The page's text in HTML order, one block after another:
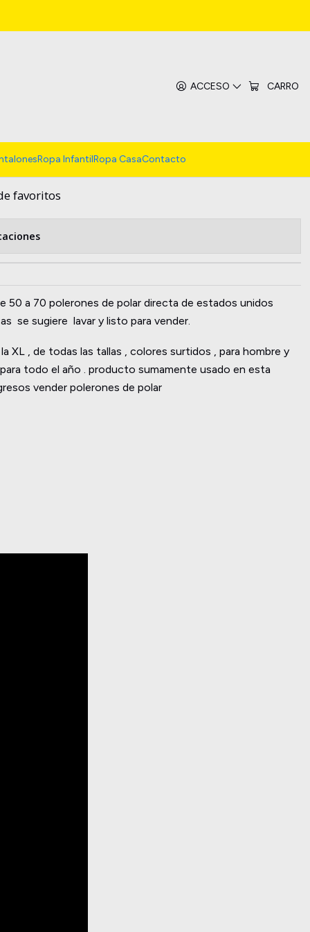
ACCESO CARRO
Ropa InfantilRopa CasaContacto
20KG Polerones Polar
AL CARRO COMPRAR AHORA
favoritos
50 a 70 polerones de polar directa de estados unidos
se sugiere lavar y listo para vender.
XL , de todas las tallas , colores surtidos , para hombre y
todo el año . producto sumamente usado en esta
vender polerones de polar